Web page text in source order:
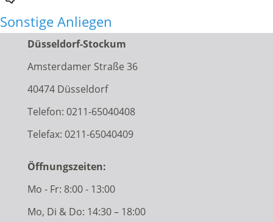
Sonstige Anliegen
Düsseldorf-Stockum
Amsterdamer Straße 36
40474 Düsseldorf
Telefon: 0211-65040408
Telefax: 0211-65040409
Öffnungszeiten:
Mo - Fr: 8:00 - 13:00
Mo, Di & Do: 14:30 – 18:00